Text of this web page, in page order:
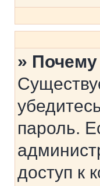
» Почему
пароль.
доступ к